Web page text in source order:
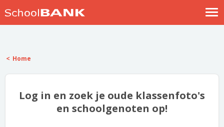
Help
Home
Log in en zoek je oude klassenfoto's
en schoolgenoten op!